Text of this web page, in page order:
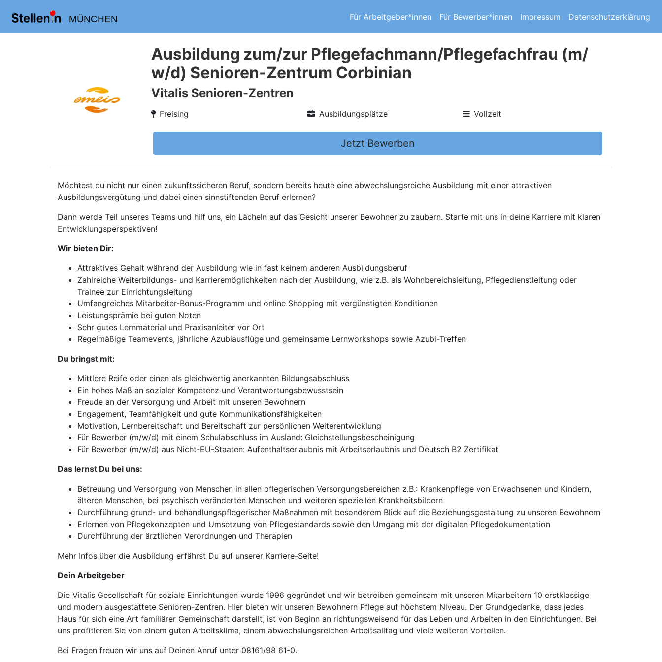
MÜNCHEN Für Arbeitgeber*innen Für Bewerber*innen Impressum Datenschutzerklärung
Ausbildung zum/zur Pflegefachmann/Pflegefachfrau (m/
w/d) Senioren-Zentrum Corbinian
Vitalis Senioren-Zentren
Freising Ausbildungsplätze Vollzeit
Jetzt Bewerben
Möchtest du nicht nur einen zukunftssicheren Beruf, sondern bereits heute eine abwechslungsreiche Ausbildung mit einer attraktiven
Ausbildungsvergütung und dabei einen sinnstiftenden Beruf erlernen?
Dann werde Teil unseres Teams und hilf uns, ein Lächeln auf das Gesicht unserer Bewohner zu zaubern. Starte mit uns in deine Karriere mit klaren
Entwicklungsperspektiven!
Wir bieten Dir:
Attraktives Gehalt während der Ausbildung wie in fast keinem anderen Ausbildungsberuf
Zahlreiche Weiterbildungs- und Karrieremöglichkeiten nach der Ausbildung, wie z.B. als Wohnbereichsleitung, Pflegedienstleitung oder
Trainee zur Einrichtungsleitung
Umfangreiches Mitarbeiter-Bonus-Programm und online Shopping mit vergünstigten Konditionen
Leistungsprämie bei guten Noten
Sehr gutes Lernmaterial und Praxisanleiter vor Ort
Regelmäßige Teamevents, jährliche Azubiausflüge und gemeinsame Lernworkshops sowie Azubi-Treffen
Du bringst mit:
Mittlere Reife oder einen als gleichwertig anerkannten Bildungsabschluss
Ein hohes Maß an sozialer Kompetenz und Verantwortungsbewusstsein
Freude an der Versorgung und Arbeit mit unseren Bewohnern
Engagement, Teamfähigkeit und gute Kommunikationsfähigkeiten
Motivation, Lernbereitschaft und Bereitschaft zur persönlichen Weiterentwicklung
Für Bewerber (m/w/d) mit einem Schulabschluss im Ausland: Gleichstellungsbescheinigung
Für Bewerber (m/w/d) aus Nicht-EU-Staaten: Aufenthaltserlaubnis mit Arbeitserlaubnis und Deutsch B2 Zertifikat
Das lernst Du bei uns:
Betreuung und Versorgung von Menschen in allen pflegerischen Versorgungsbereichen z.B.: Krankenpflege von Erwachsenen und Kindern,
älteren Menschen, bei psychisch veränderten Menschen und weiteren speziellen Krankheitsbildern
Durchführung grund- und behandlungspflegerischer Maßnahmen mit besonderem Blick auf die Beziehungsgestaltung zu unseren Bewohnern
Erlernen von Pflegekonzepten und Umsetzung von Pflegestandards sowie den Umgang mit der digitalen Pflegedokumentation
Durchführung der ärztlichen Verordnungen und Therapien
Mehr Infos über die Ausbildung erfährst Du auf unserer Karriere-Seite!
Dein Arbeitgeber
Die Vitalis Gesellschaft für soziale Einrichtungen wurde 1996 gegründet und wir betreiben gemeinsam mit unseren Mitarbeitern 10 erstklassige
und modern ausgestattete Senioren-Zentren. Hier bieten wir unseren Bewohnern Pflege auf höchstem Niveau. Der Grundgedanke, dass jedes
Haus für sich eine Art familiärer Gemeinschaft darstellt, ist von Beginn an richtungsweisend für das Leben und Arbeiten in den Einrichtungen. Bei
uns profitieren Sie von einem guten Arbeitsklima, einem abwechslungsreichen Arbeitsalltag und viele weiteren Vorteilen.
Bei Fragen freuen wir uns auf Deinen Anruf unter 08161/98 61-0.